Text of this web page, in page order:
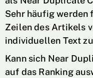
Sehr häufig werden
Zeilen des Artikels
individuellen Text
Kann sich Near
auf das Ranking